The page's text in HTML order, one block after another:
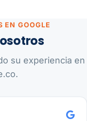
EN GOOGLE
su experiencia en